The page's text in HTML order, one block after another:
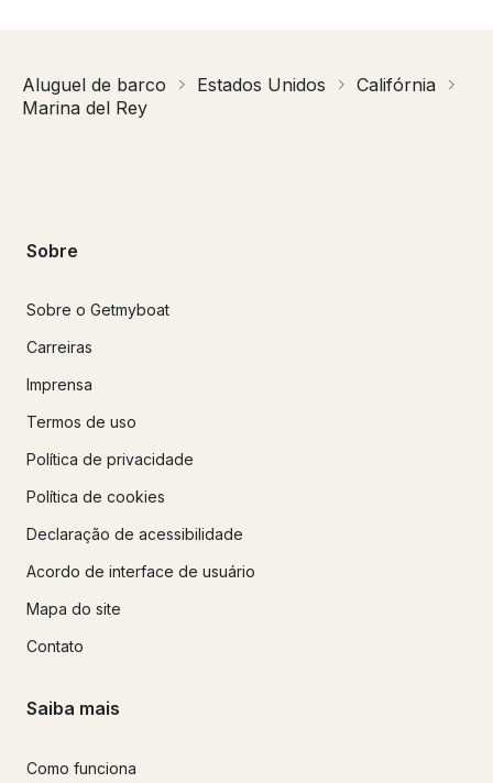
Aluguel de barco Estados Unidos
Califórnia
Marina del Rey
Sobre
Sobre o Getmyboat
Carreiras
Imprensa
Termos de uso
Política de privacidade
Política de cookies
Declaração de acessibilidade
Acordo de interface de usuário
Mapa do site
Contato
Saiba mais
Como funciona